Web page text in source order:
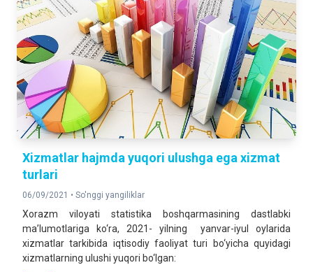
Xizmatlar hajmda yuqori ulushga ega xizmat
turlari
06/09/2021 • So'nggi yangiliklar
Xorazm viloyati statistika boshqarmasining dastlabki
ma’lumotlariga ko‘ra, 2021- yilning yanvar-iyul oylarida
xizmatlar tarkibida iqtisodiy faoliyat turi bo‘yicha quyidagi
xizmatlarning ulushi yuqori bo‘lgan: